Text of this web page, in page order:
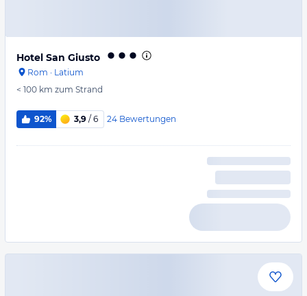
Hotel San Giusto
Rom · Latium
< 100 km zum Strand
92% 3,9 / 6 24 Bewertungen